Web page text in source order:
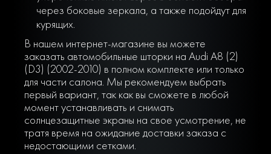
через боковые зеркала, а также подойдут для
курящих.
В нашем интернет-магазине вы можете
заказать автомобильные шторки на Audi A8 (2)
(D3) (2002-2010) в полном комплекте или только
для части салона. Мы рекомендуем выбрать
первый вариант, так как вы сможете в любой
момент устанавливать и снимать
солнцезащитные экраны на свое усмотрение, не
тратя время на ожидание доставки заказа с
недостающими сетками.